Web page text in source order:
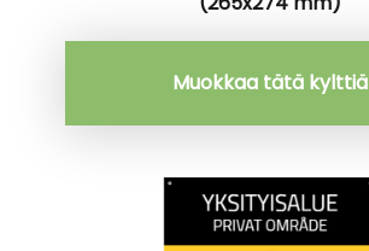
Muokkaa tätä kylttiä